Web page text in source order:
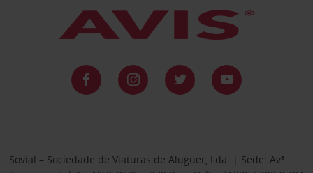
Sovial – Sociedade de Viaturas de Aluguer, Lda. | Sede: Avª